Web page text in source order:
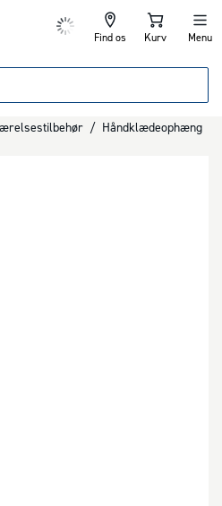
Find os Kurv Menu
/ Håndklædeophæng